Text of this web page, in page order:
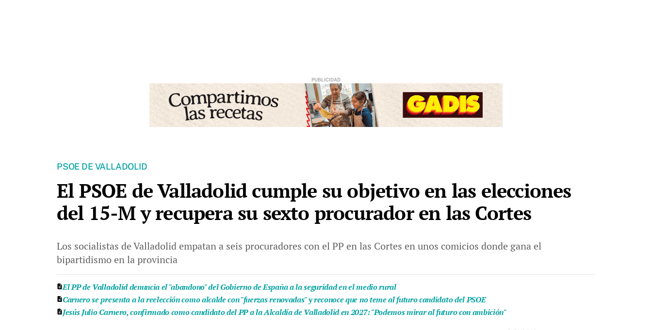
PSOE DE VALLADOLID
El PSOE de Valladolid cumple su objetivo en las elecciones
del 15-M y recupera su sexto procurador en las Cortes
Los socialistas de Valladolid empatan a seis procuradores con el PP en las Cortes en unos comicios donde gana el
bipartidismo en la provincia
El PP de Valladolid denuncia el "abandono" del Gobierno de España a la seguridad en el medio rural
Carnero se presenta a la reelección como alcalde con "fuerzas renovadas" y reconoce que no teme al futuro candidato del PSOE
Jesús Julio Carnero, confirmado como candidato del PP a la Alcaldía de Valladolid en 2027: "Podemos mirar al futuro con ambición"